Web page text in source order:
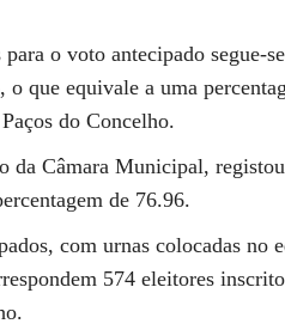
o voto antecipado segue-se
que equivale a uma
do Concelho.
da Câmara Municipal,
de 76.96.
com urnas colocadas no
574 eleitores